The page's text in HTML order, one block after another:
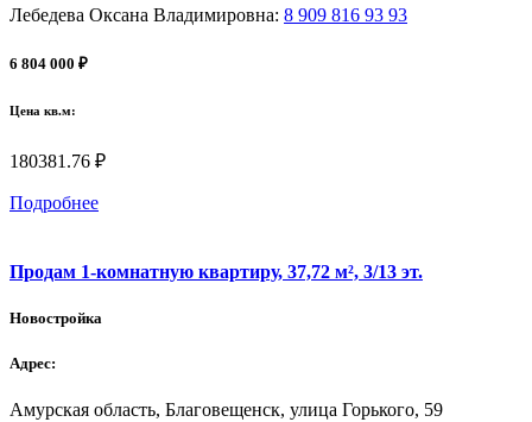
Лебедева Оксана Владимировна: 8 909 816 93 93
6 804 000 ₽
Цена кв.м:
180381.76 ₽
Подробнее
Продам 1-комнатную квартиру, 37,72 м², 3/13 эт.
Новостройка
Адрес:
Амурская область, Благовещенск, улица Горького, 59